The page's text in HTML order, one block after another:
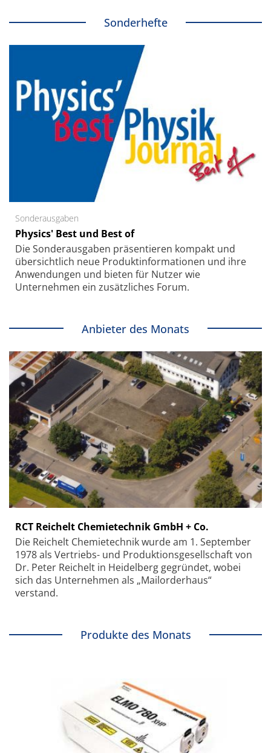
Sonderhefte
Sonderausgaben
Physics' Best und Best of
Die Sonder­ausgaben präsentieren kompakt und
übersichtlich neue Produkt­informationen und ihre
Anwendungen und bieten für Nutzer wie
Unternehmen ein zusätzliches Forum.
Anbieter des Monats
RCT Reichelt Chemietechnik GmbH + Co.
Die Reichelt Chemietechnik wurde am 1. September
1978 als Vertriebs- und Produktionsgesellschaft von
Dr. Peter Reichelt in Heidelberg gegründet, wobei
sich das Unternehmen als „Mailorderhaus“
verstand.
Produkte des Monats